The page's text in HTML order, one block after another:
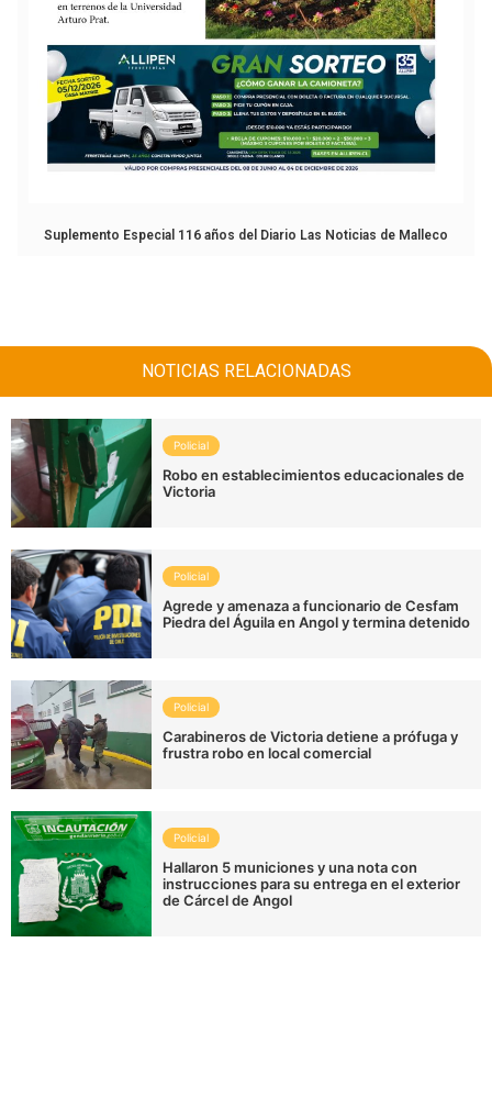
Suplemento Especial 116 años del Diario Las Noticias de Malleco
NOTICIAS RELACIONADAS
Policial
Robo en establecimientos educacionales de
Victoria
Policial
Agrede y amenaza a funcionario de Cesfam
Piedra del Águila en Angol y termina detenido
Policial
Carabineros de Victoria detiene a prófuga y
frustra robo en local comercial
Policial
Hallaron 5 municiones y una nota con
instrucciones para su entrega en el exterior
de Cárcel de Angol